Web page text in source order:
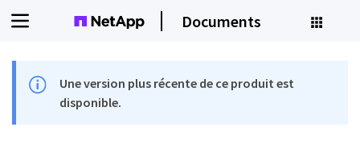
Documents
Une version plus récente de ce produit est
disponible.